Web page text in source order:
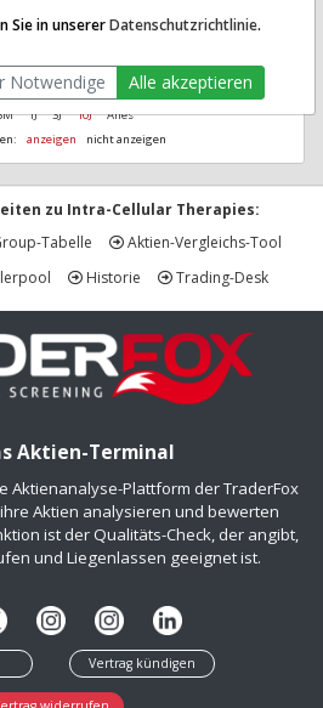
1J 3J 10J
Alles
anzeigen nicht anzeigen
zu Intra-Cellular Therapies:
Tabelle
Aktien-Vergleichs-Tool
Historie Trading-Desk
Aktien-Terminal
Aktienanalyse-Plattform der TraderFox
Aktien analysieren und bewerten
ist der Qualitäts-Check, der angibt,
und Liegenlassen geeignet ist.
Vertrag kündigen
Sie in unsererDatenschutzrichtlinie.
Notwendige Alle akzeptieren